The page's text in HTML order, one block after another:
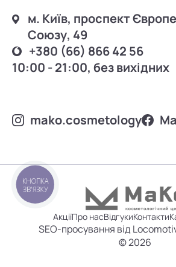
м. Київ, проспект
Союзу, 49
+380 (66) 866 42 56
10:00 - 21:00, без вихідних
mako.cosmetology
АкціїПро насВідгукиКонтакти
SEO-просування від
© 2026
КНОПКА
ЗВ'ЯЗКУ